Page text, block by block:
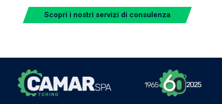
Scopri i nostri servizi di consulenza